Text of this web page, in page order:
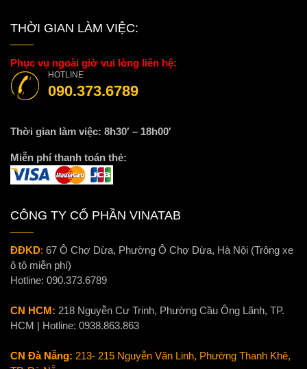
THỜI GIAN LÀM VIỆC:
Phục vụ ngoài giờ vui lòng liên hệ:
HOTLINE
090.373.6789
Thời gian làm việc: 8h30′ – 18h00′
Miễn phí thanh toán thẻ:
CÔNG TY CỔ PHẦN VINATAB
ĐĐKD: 67 Ô Chợ Dừa, Phường Ô Chợ Dừa, Hà Nội (Trông xe
ô tô miễn phí)
Hotline: 090.373.6789
CN HCM: 218 Nguyễn Cư Trinh, Phường Cầu Ông Lãnh, TP.
HCM | Hotline: 0938.863.863
CN Đà Nẵng: 213- 215 Nguyễn Văn Linh, Phường Thanh Khê,